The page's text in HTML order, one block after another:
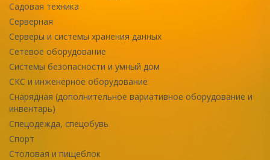
Садовая техника
Серверная
Серверы и системы хранения данных
Сетевое оборудование
Системы безопасности и умный дом
СКС и инженерное оборудование
Снарядная (дополнительное вариативное оборудование и
инвентарь)
Спецодежда, спецобувь
Спорт
Столовая и пищеблок